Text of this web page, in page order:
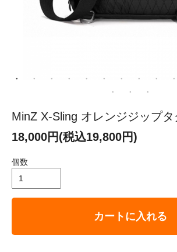
MinZ X-Sling オレンジジップタ
18,000円(税込19,800円)
個数
カートに入れる